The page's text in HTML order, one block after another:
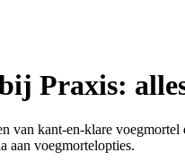
Praxis:
van kant-en-klare
aan voegmortelopties.